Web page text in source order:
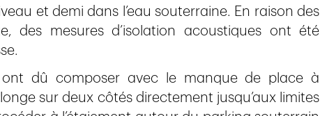
et demi dans l’eau souterraine. En raison des
des mesures d’isolation acoustiques ont été
ont dû composer avec le manque de place à
sur deux côtés directement jusqu’aux limites